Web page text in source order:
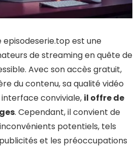
episodeserie.top est une
de streaming en quête de
Avec son accès gratuit,
du contenu, sa qualité vidéo
conviviale, il offre de
. Cependant, il convient de
potentiels, tels
et les préoccupations